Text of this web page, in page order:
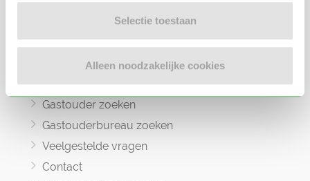
Selectie toestaan
Alleen noodzakelijke cookies
Oppas zoeken
Oppaswerk zoeken
Gastouder zoeken
Gastouderbureau zoeken
Veelgestelde vragen
Contact